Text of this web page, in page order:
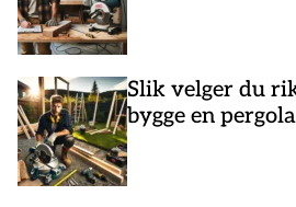
Slik velger du
bygge en pergola